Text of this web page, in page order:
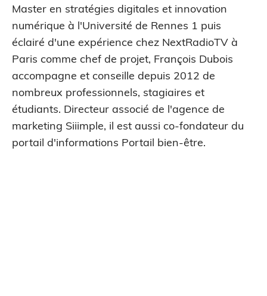
Master en stratégies digitales et innovation
numérique à l'Université de Rennes 1 puis
éclairé d'une expérience chez NextRadioTV à
Paris comme chef de projet, François Dubois
accompagne et conseille depuis 2012 de
nombreux professionnels, stagiaires et
étudiants. Directeur associé de l'agence de
marketing Siiimple, il est aussi co-fondateur du
portail d'informations Portail bien-être.